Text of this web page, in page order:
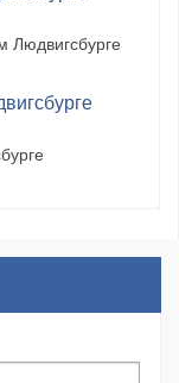
Людвигсбурге